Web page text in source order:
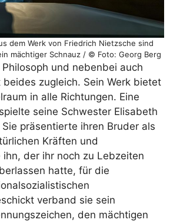
dem Werk von Friedrich Nietzsche sind
mächtiger Schnauz / © Foto: Georg Berg
und nebenbei auch
beides zugleich. Sein Werk bietet
in alle Richtungen. Eine
seine Schwester Elisabeth
präsentierte ihren Bruder als
Kräften und
der ihr noch zu Lebzeiten
hatte, für die
verband sie sein
den mächtigen